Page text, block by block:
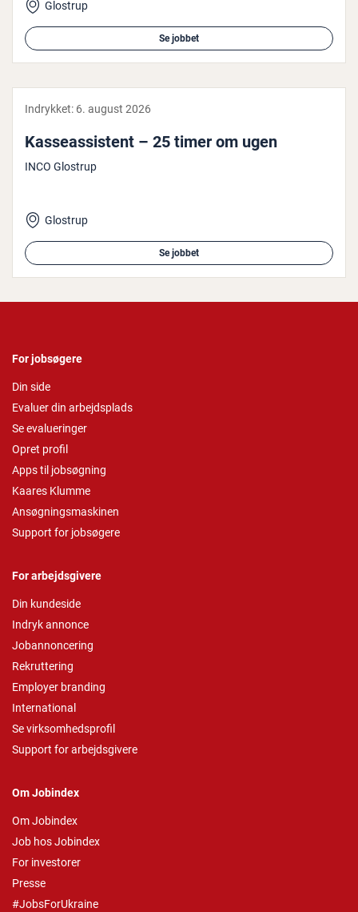
Glostrup
Se jobbet
Indrykket: 6. august 2026
Kas­seas­si­stent – 25 timer om ugen
INCO Glostrup
Glostrup
Se jobbet
For jobsøgere
Din side
Evaluer din arbejdsplads
Se evalueringer
Opret profil
Apps til jobsøgning
Kaares Klumme
Ansøgningsmaskinen
Support for jobsøgere
For arbejdsgivere
Din kundeside
Indryk annonce
Jobannoncering
Rekruttering
Employer branding
International
Se virksomhedsprofil
Support for arbejdsgivere
Om Jobindex
Om Jobindex
Job hos Jobindex
For investorer
Presse
#JobsForUkraine